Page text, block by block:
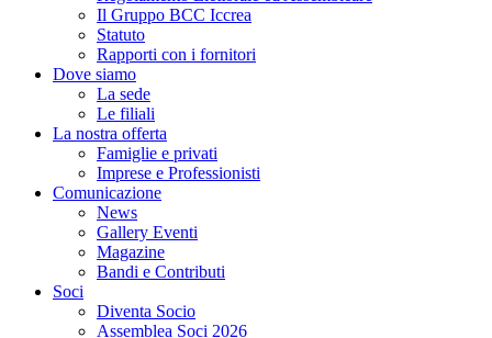
Il Gruppo BCC Iccrea
Statuto
Rapporti con i fornitori
Dove siamo
La sede
Le filiali
La nostra offerta
Famiglie e privati
Imprese e Professionisti
Comunicazione
News
Gallery Eventi
Magazine
Bandi e Contributi
Soci
Diventa Socio
Assemblea Soci 2026